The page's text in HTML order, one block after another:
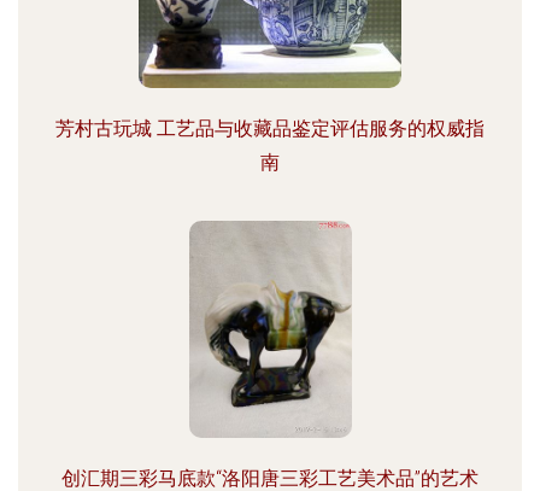
芳村古玩城 工艺品与收藏品鉴定评估服务的权威指
南
创汇期三彩马底款“洛阳唐三彩工艺美术品”的艺术